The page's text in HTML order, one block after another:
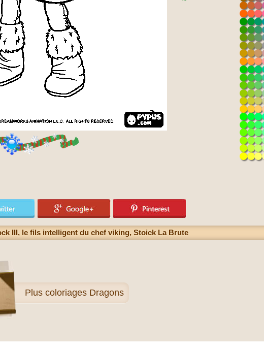
III, le fils intelligent du chef viking, Stoick La Brute
Plus coloriages Dragons